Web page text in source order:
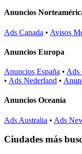
Anuncios
Ads Canada • Avisos
Anuncios Europa
Anuncios España • Ads
• Ads Nederland •
Anuncios Oceanía
Ads Australia • Ads
Ciudades más